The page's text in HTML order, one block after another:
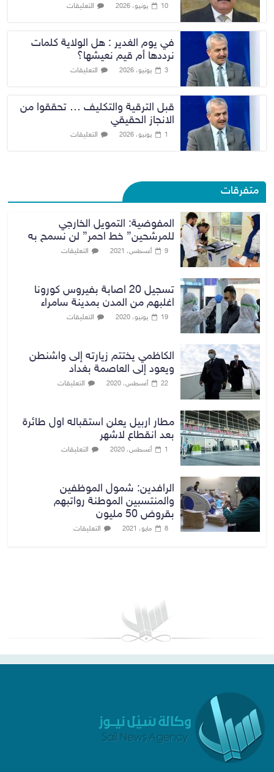
10 يونيو، 2026 التعليقات
في يوم الغدير : هل الولاية كلمات
نرددها أم قيم نعيشها؟
3 يونيو، 2026 التعليقات
قبل الترقية والتكليف … تحققوا من
الانجاز الحقيقي
1 يونيو، 2026 التعليقات
متفرقات
المفوضية: التمويل الخارجي
للمرشحين” خط احمر” لن نسمح به
9 أغسطس، 2021 التعليقات
تسجيل 20 اصابة بفيروس كورونا
اغلبهم من المدن بمدينة سامراء
19 يونيو، 2020 التعليقات
الكاظمي يختتم زيارته إلى واشنطن
ويعود إلى العاصمة بغداد
22 أغسطس، 2020 التعليقات
مطار اربيل يعلن استقباله اول طائرة
بعد انقطاع لاشهر
1 أغسطس، 2020 التعليقات
الرافدين: شمول الموظفين
والمنتسبين الموطنة رواتبهم
بقروض 50 مليون
8 مايو، 2021 التعليقات